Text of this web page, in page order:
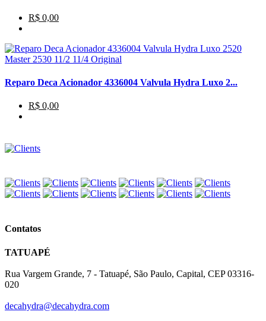
R$ 0,00
Reparo Deca Acionador 4336004 Valvula Hydra Luxo 2...
R$ 0,00
Contatos
TATUAPÉ
Rua Vargem Grande, 7 - Tatuapé, São Paulo, Capital, CEP 03316-
020
decahydra@decahydra.com